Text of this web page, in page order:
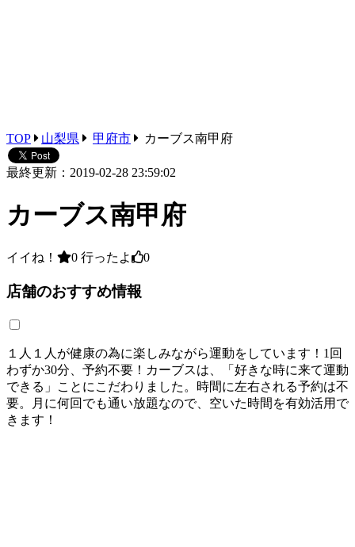
TOP 山梨県 甲府市 カーブス南甲府
最終更新：2019-02-28 23:59:02
カーブス南甲府
イイね！ 0 行ったよ 0
店舗のおすすめ情報
１人１人が健康の為に楽しみながら運動をしています！1回
わずか30分、予約不要！カーブスは、「好きな時に来て運動
できる」ことにこだわりました。時間に左右される予約は不
要。月に何回でも通い放題なので、空いた時間を有効活用で
きます！